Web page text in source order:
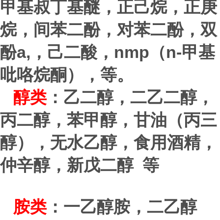
甲基叔丁基醚，正己烷，正庚
烷，间苯二酚，对苯二酚，双
酚a, ，己二酸， nmp （n-甲基
吡咯烷酮），等。
醇类 ：乙二醇，二乙二醇，
丙二醇，苯甲醇，甘油（丙三
醇），无水乙醇，食用酒精，
仲辛醇，新戊二醇 等
胺类 ：一乙醇胺，二乙醇